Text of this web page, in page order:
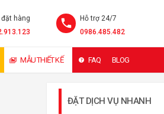
Hỗ trợ 24/7
0986.485.482
đặt hàng
MẪU THIẾT KẾ FAQ BLOG
ĐẶT DỊCH VỤ NHANH